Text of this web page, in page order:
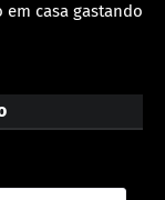
casa gastando